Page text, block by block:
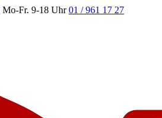
Mo-Fr. 9-18 Uhr 01 / 961 17 27